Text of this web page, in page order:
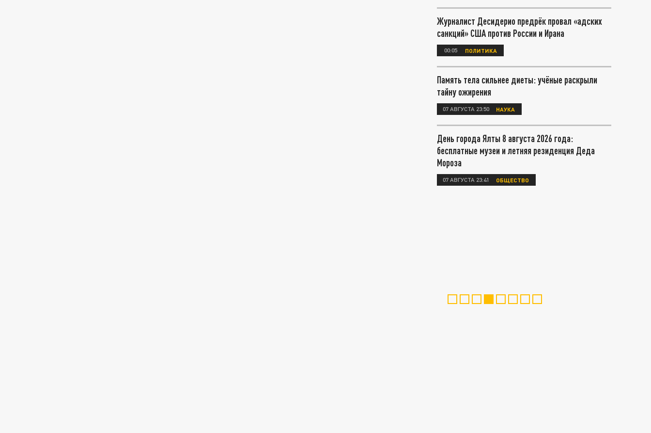
Журналист Десидерио предрёк провал «адских
санкций» США против России и Ирана
00:05 ПОЛИТИКА
Память тела сильнее диеты: учёные раскрыли
тайну ожирения
07 АВГУСТА 23:50 НАУКА
День города Ялты 8 августа 2026 года:
бесплатные музеи и летняя резиденция Деда
Мороза
07 АВГУСТА 23:41 ОБЩЕСТВО